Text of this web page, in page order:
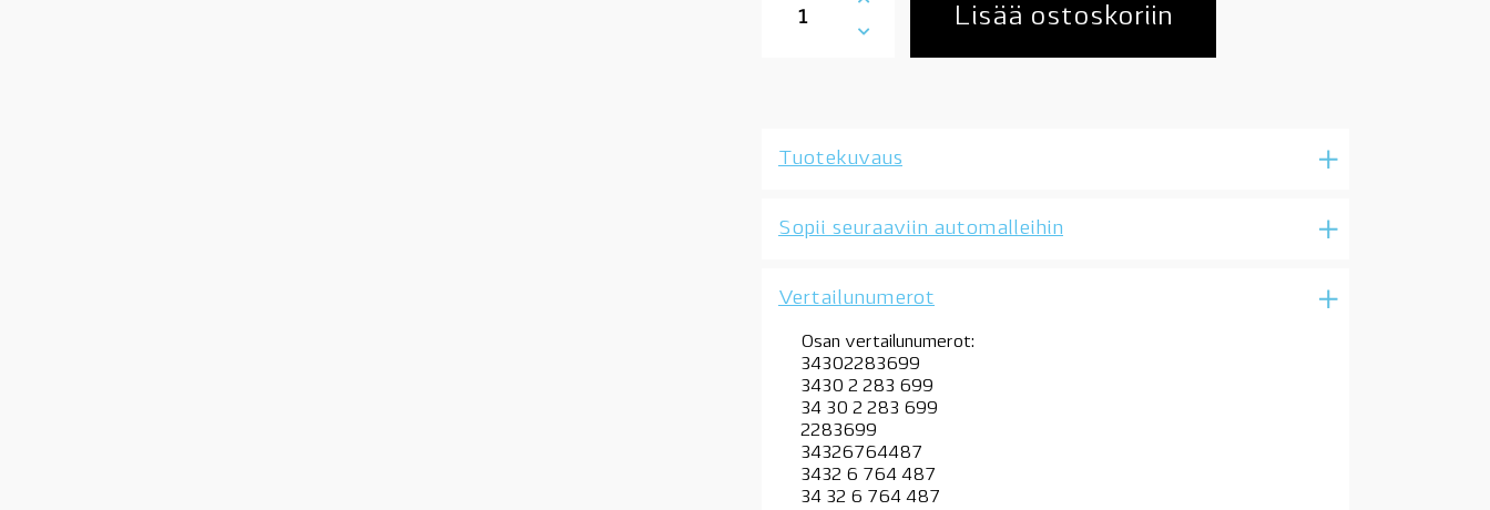
BMW
X1
määrä
Lisää ostoskoriin
Tuotekuvaus
Sopii seuraaviin automalleihin
Vertailunumerot
Osan vertailunumerot:
34302283699
3430 2 283 699
34 30 2 283 699
2283699
34326764487
3432 6 764 487
34 32 6 764 487